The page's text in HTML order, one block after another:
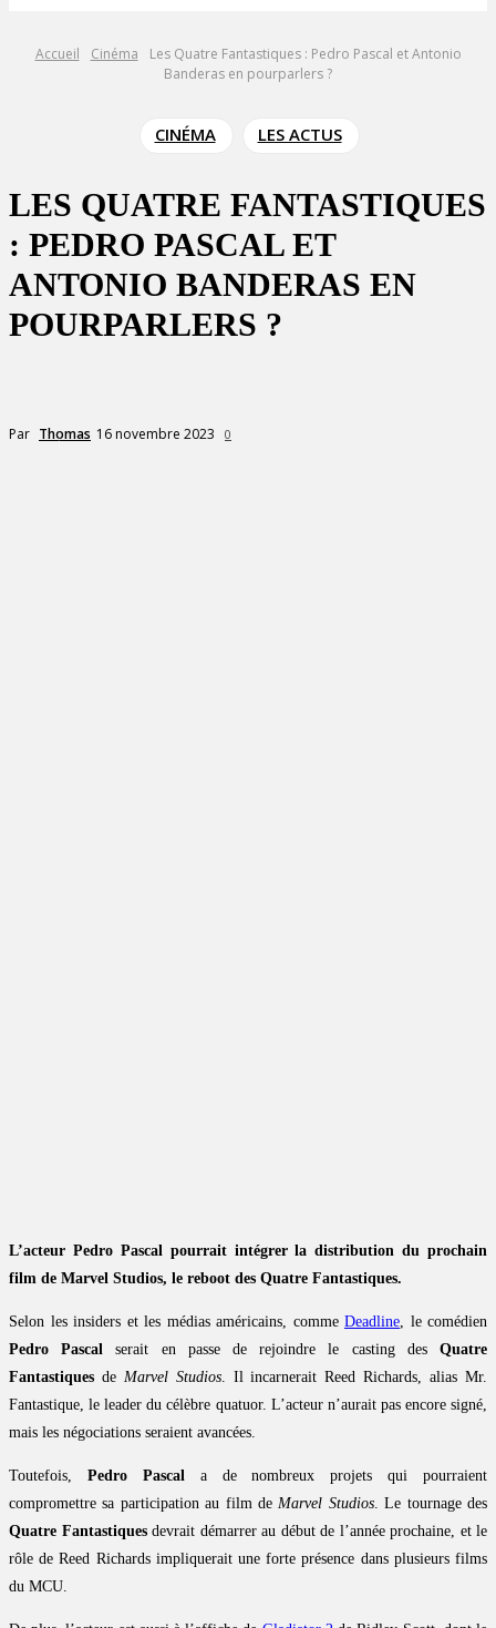
Accueil Cinéma
Les Quatre Fantastiques : Pedro Pascal et Antonio
Banderas en pourparlers ?
CINÉMA LES ACTUS
LES QUATRE FANTASTIQUES
: PEDRO PASCAL ET
ANTONIO BANDERAS EN
POURPARLERS ?
Par Thomas 16 novembre 2023 0
L’acteur Pedro Pascal pourrait intégrer la distribution du prochain
film de Marvel Studios, le reboot des Quatre Fantastiques.
Selon les insiders et les médias américains, comme Deadline, le comédien
Pedro Pascal serait en passe de rejoindre le casting desQuatre
Fantastiques de Marvel Studios. Il incarnerait Reed Richards, alias Mr.
Fantastique, le leader du célèbre quatuor. L’acteur n’aurait pas encore signé,
mais les négociations seraient avancées.
Toutefois, Pedro Pascala de nombreux projets qui pourraient
compromettre sa participation au film deMarvel Studios. Le tournage des
Quatre Fantastiquesdevrait démarrer au début de l’année prochaine, et le
rôle de Reed Richards impliquerait une forte présence dans plusieurs films
du MCU.